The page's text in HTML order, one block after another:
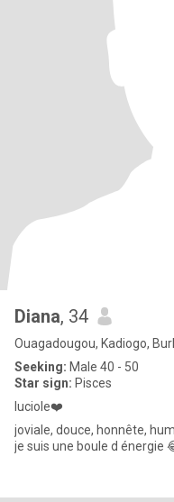
Diana, 34
Ouagadougou, Kadiogo,
Seeking: Male 40 - 50
Star sign: Pisces
luciole❤️
joviale, douce, honnête,
je suis une boule d énergie